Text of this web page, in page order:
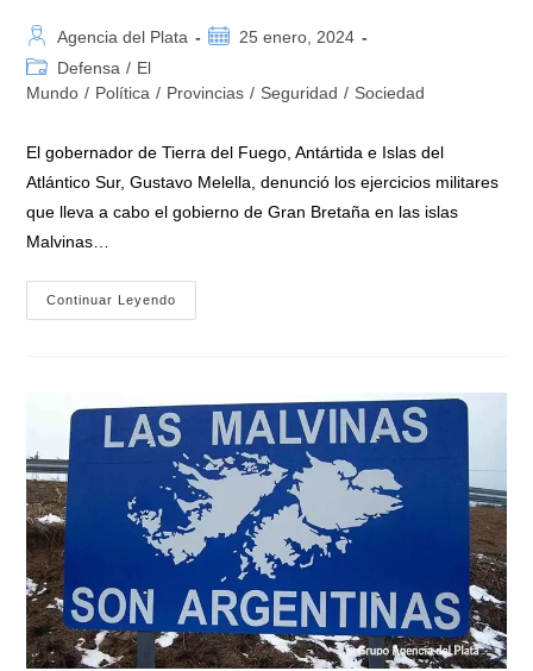
Autor
de
la
Agencia del Plata
Publicación
25 enero, 2024
Categoría
de
Defensa / El
Mundo / Política / Provincias / Seguridad / Sociedad
El gobernador de Tierra del Fuego, Antártida e Islas del
Atlántico Sur, Gustavo Melella, denunció los ejercicios militares
que lleva a cabo el gobierno de Gran Bretaña en las islas
Malvinas…
Continuar Leyendo
Gobernador
Británicos
En
Las
Islas
Malvinas